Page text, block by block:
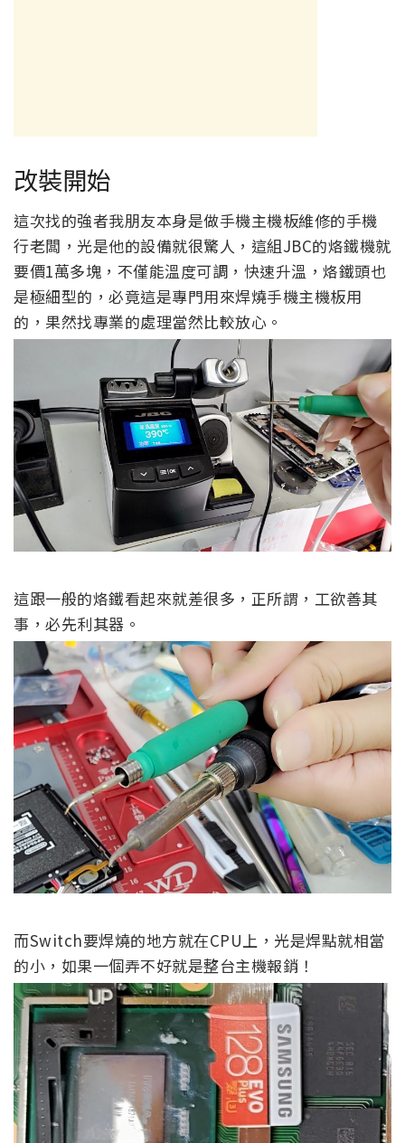
改裝開始
這次找的強者我朋友本身是做手機主機板維修的手機
行老闆，光是他的設備就很驚人，這組JBC的烙鐵機就
要價1萬多塊，不僅能溫度可調，快速升溫，烙鐵頭也
是極細型的，必竟這是專門用來焊燒手機主機板用
的，果然找專業的處理當然比較放心。
這跟一般的烙鐵看起來就差很多，正所謂，工欲善其
事，必先利其器。
而Switch要焊燒的地方就在CPU上，光是焊點就相當
的小，如果一個弄不好就是整台主機報銷！